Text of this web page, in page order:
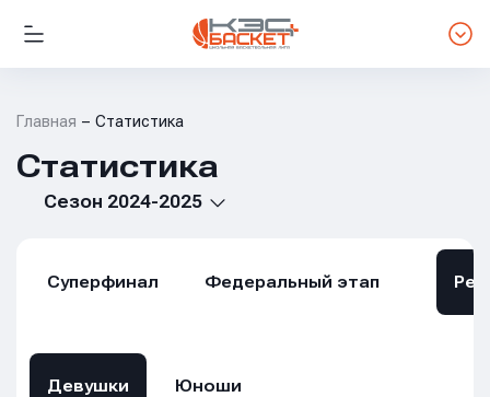
Главная Статистика
Статистика
Сезон 2024-2025
Суперфинал Федеральный этап
Девушки Юноши